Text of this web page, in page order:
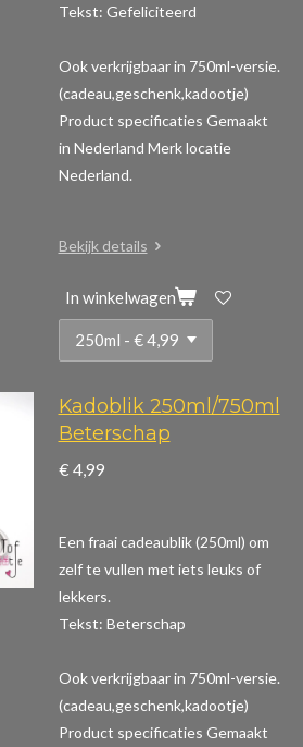
Tekst: Gefeliciteerd
Ook verkrijgbaar in 750ml-versie.
(cadeau,geschenk,kadootje)
Product specificaties Gemaakt
in Nederland Merk locatie
Nederland.
Bekijk details
In winkelwagen
Kadoblik 250ml/750ml
Beterschap
€ 4,99
Een fraai cadeaublik (250ml) om
zelf te vullen met iets leuks of
lekkers.
Tekst: Beterschap
Ook verkrijgbaar in 750ml-versie.
(cadeau,geschenk,kadootje)
Product specificaties Gemaakt